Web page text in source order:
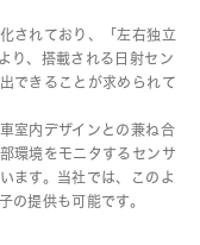
されており、「左右独立
り、搭載される日射セン
できることが求められて
室内デザインとの兼ね合
環境をモニタするセンサ
ます。当社では、このよ
の提供も可能です。